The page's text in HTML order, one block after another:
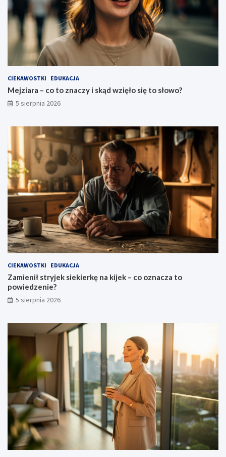
CIEKAWOSTKI EDUKACJA
Mejziara – co to znaczy i skąd wzięło się to słowo?
5 sierpnia 2026
CIEKAWOSTKI EDUKACJA
Zamienił stryjek siekierkę na kijek – co oznacza to
powiedzenie?
5 sierpnia 2026